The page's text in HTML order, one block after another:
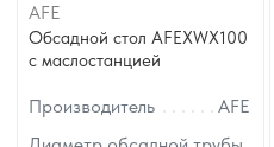
AFE
Обсадной стол AFEXWX100
с маслостанцией
Производитель
AFE